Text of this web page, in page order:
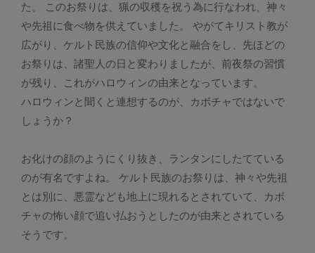
た。 このお祭りは、猟の収穫を祝う為に行なわれ、神々
や先祖に食べ物を供えていました。 やがてキリスト教が
広がり、ケルト民族の信仰や文化と融合をし、先ほどの
お祭りは、諸聖人の日と変わりましたが、前夜祭の習慣
が残り、これがハロウィンの由来となっています。
ハロウィンと聞くと連想するのが、カボチャではないで
しょうか？
お化けの顔のようにくり抜き、ランタンにしたてている
のが有名ですよね。 ケルト民族のお祭りは、神々や先祖
とは別に、悪霊なども地上に現れるとされていて、カボ
チャの怖い顔で追い払おうとしたのが由来とされている
そうです。